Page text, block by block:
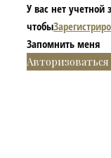
У вас нет учетной
чтобы
Запомнить меня
Авторизоваться